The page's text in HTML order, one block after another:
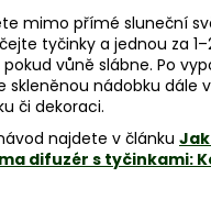
mimo přímé sluneční
tyčinky a jednou za
vůně slábne. Po
skleněnou nádobku dále
či dekoraci.
najdete v článku
difuzér s tyčinkami: